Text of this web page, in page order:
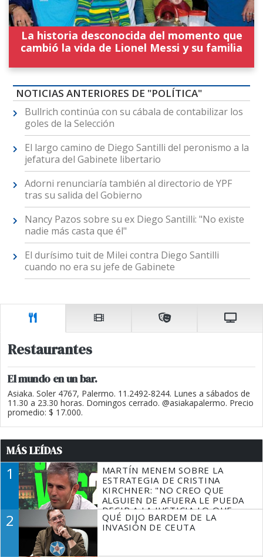
La historia desconocida del momento que
cambió la vida de Lionel Messi y su familia
NOTICIAS ANTERIORES DE "POLÍTICA"
Bullrich continúa con su cábala de contabilizar los
goles de la Selección
El largo camino de Diego Santilli del peronismo a la
jefatura del Gabinete libertario
Adorni renunciaría también al directorio de YPF
tras su salida del Gobierno
Nancy Pazos sobre su ex Diego Santilli: "No existe
nadie más casta que él"
El durísimo tuit de Milei contra Diego Santilli
cuando no era su jefe de Gabinete
Restaurantes
El mundo en un bar.
Asiaka. Soler 4767, Palermo. 11.2492-8244. Lunes a sábados de
11.30 a 23.30 horas. Domingos cerrado. @asiakapalermo. Precio
promedio: $ 17.000.
MÁS LEÍDAS
1
MARTÍN MENEM SOBRE LA
ESTRATEGIA DE CRISTINA
KIRCHNER: "NO CREO QUE
ALGUIEN DE AFUERA LE PUEDA
DECIR A LA JUSTICIA LO QUE
TIENE QUE HACER"
2
QUÉ DIJO BARDEM DE LA
INVASIÓN DE CEUTA